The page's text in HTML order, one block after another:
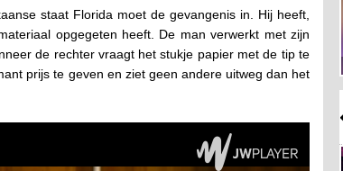
staat Florida moet de gevangenis in. Hij heeft,
opgegeten heeft. De man verwerkt met zijn
de rechter vraagt het stukje papier met de tip te
prijs te geven en ziet geen andere uitweg dan het